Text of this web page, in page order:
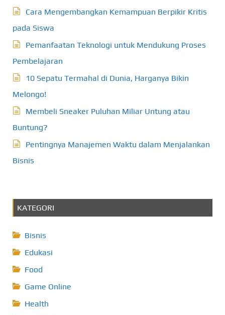
Cara Mengembangkan Kemampuan Berpikir Kritis
pada Siswa
Pemanfaatan Teknologi untuk Mendukung Proses
Pembelajaran
10 Sepatu Termahal di Dunia, Harganya Bikin
Melongo!
Membeli Sneaker Puluhan Miliar Untung atau
Buntung?
Pentingnya Manajemen Waktu dalam Menjalankan
Bisnis
KATEGORI
Bisnis
Edukasi
Food
Game Online
Health